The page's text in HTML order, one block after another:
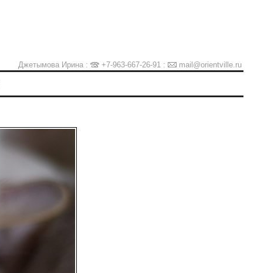
Джетымова Ирина : +7-963-667-26-91 : mail@orientville.ru